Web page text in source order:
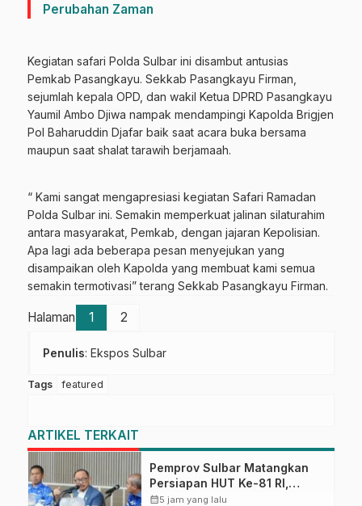
Perubahan Zaman
Kegiatan safari Polda Sulbar ini disambut antusias
Pemkab Pasangkayu. Sekkab Pasangkayu Firman,
sejumlah kepala OPD, dan wakil Ketua DPRD Pasangkayu
Yaumil Ambo Djiwa nampak mendampingi Kapolda Brigjen
Pol Baharuddin Djafar baik saat acara buka bersama
maupun saat shalat tarawih berjamaah.
“ Kami sangat mengapresiasi kegiatan Safari Ramadan
Polda Sulbar ini. Semakin memperkuat jalinan silaturahim
antara masyarakat, Pemkab, dengan jajaran Kepolisian.
Apa lagi ada beberapa pesan menyejukan yang
disampaikan oleh Kapolda yang membuat kami semua
semakin termotivasi” terang Sekkab Pasangkayu Firman.
Halaman 1 2
Penulis: Ekspos Sulbar
Tags featured
ARTIKEL TERKAIT
Pemprov Sulbar Matangkan
Persiapan HUT Ke-81 RI,
Puncak Upacara di Lapangan
calendar_month5 jam yang lalu